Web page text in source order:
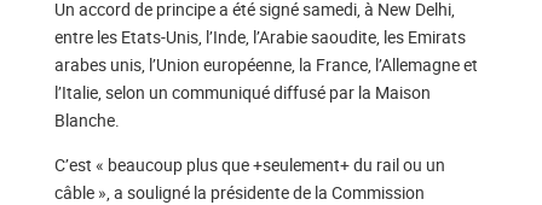
Un accord de principe a été signé samedi, à New Delhi,
entre les Etats-Unis, l’Inde, l’Arabie saoudite, les Emirats
arabes unis, l’Union européenne, la France, l’Allemagne et
l’Italie, selon un communiqué diffusé par la Maison
Blanche.
C’est « beaucoup plus que +seulement+ du rail ou un
câble », a souligné la présidente de la Commission